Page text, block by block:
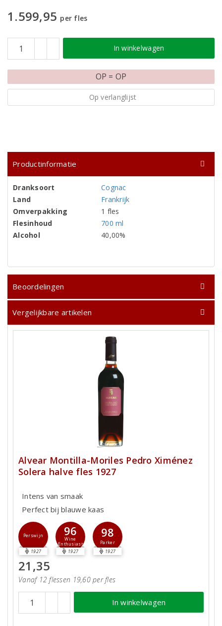
1.599,95 per fles
In winkelwagen
OP = OP
Op verlanglijst
Productinformatie
Dranksoort
Cognac
Land
Frankrijk
Omverpakking
1 fles
Flesinhoud
700 ml
Alcohol
40,00%
Beoordelingen
Vergelijkbare artikelen
Alvear Montilla-Moriles Pedro Ximénez
Solera halve fles 1927
Intens van smaak
Perfect bij blauwe kaas
Perswijn
1927
96
Wine
Enthusiast
1927
98
Parker
1927
21,35
Vanaf 12 flessen 19,60 per fles
In winkelwagen